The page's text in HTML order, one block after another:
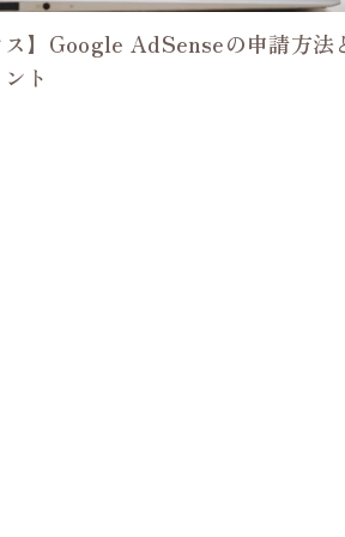
ス】Google AdSenseの申請方法
ト